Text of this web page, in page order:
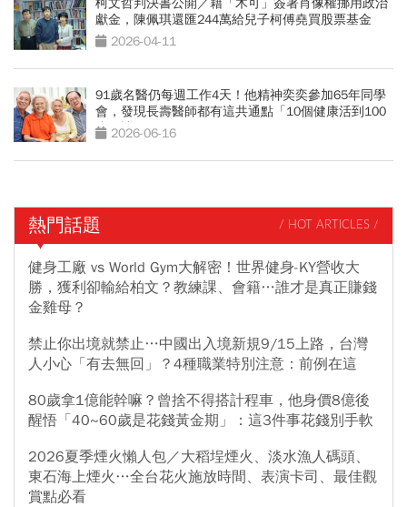
獻金，陳佩琪還匯244萬給兒子柯傅堯買股票基金
2026-04-11
91歲名醫仍每週工作4天！他精神奕奕參加65年同學
會，發現長壽醫師都有這共通點「10個健康活到100
歲秘訣」
2026-06-16
熱門話題 / HOT ARTICLES /
健身工廠 vs World Gym大解密！世界健身-KY營收大
勝，獲利卻輸給柏文？教練課、會籍…誰才是真正賺錢
金雞母？
禁止你出境就禁止…中國出入境新規9/15上路，台灣
人小心「有去無回」？4種職業特別注意：前例在這
80歲拿1億能幹嘛？曾捨不得搭計程車，他身價8億後
醒悟「40~60歲是花錢黃金期」：這3件事花錢別手軟
2026夏季煙火懶人包／大稻埕煙火、淡水漁人碼頭、
東石海上煙火…全台花火施放時間、表演卡司、最佳觀
賞點必看